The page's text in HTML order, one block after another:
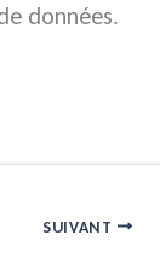
données.
SUIVANT